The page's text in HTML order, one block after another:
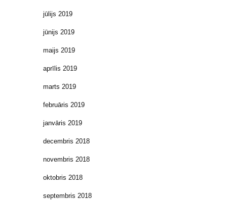
jūlijs 2019
jūnijs 2019
maijs 2019
aprīlis 2019
marts 2019
februāris 2019
janvāris 2019
decembris 2018
novembris 2018
oktobris 2018
septembris 2018